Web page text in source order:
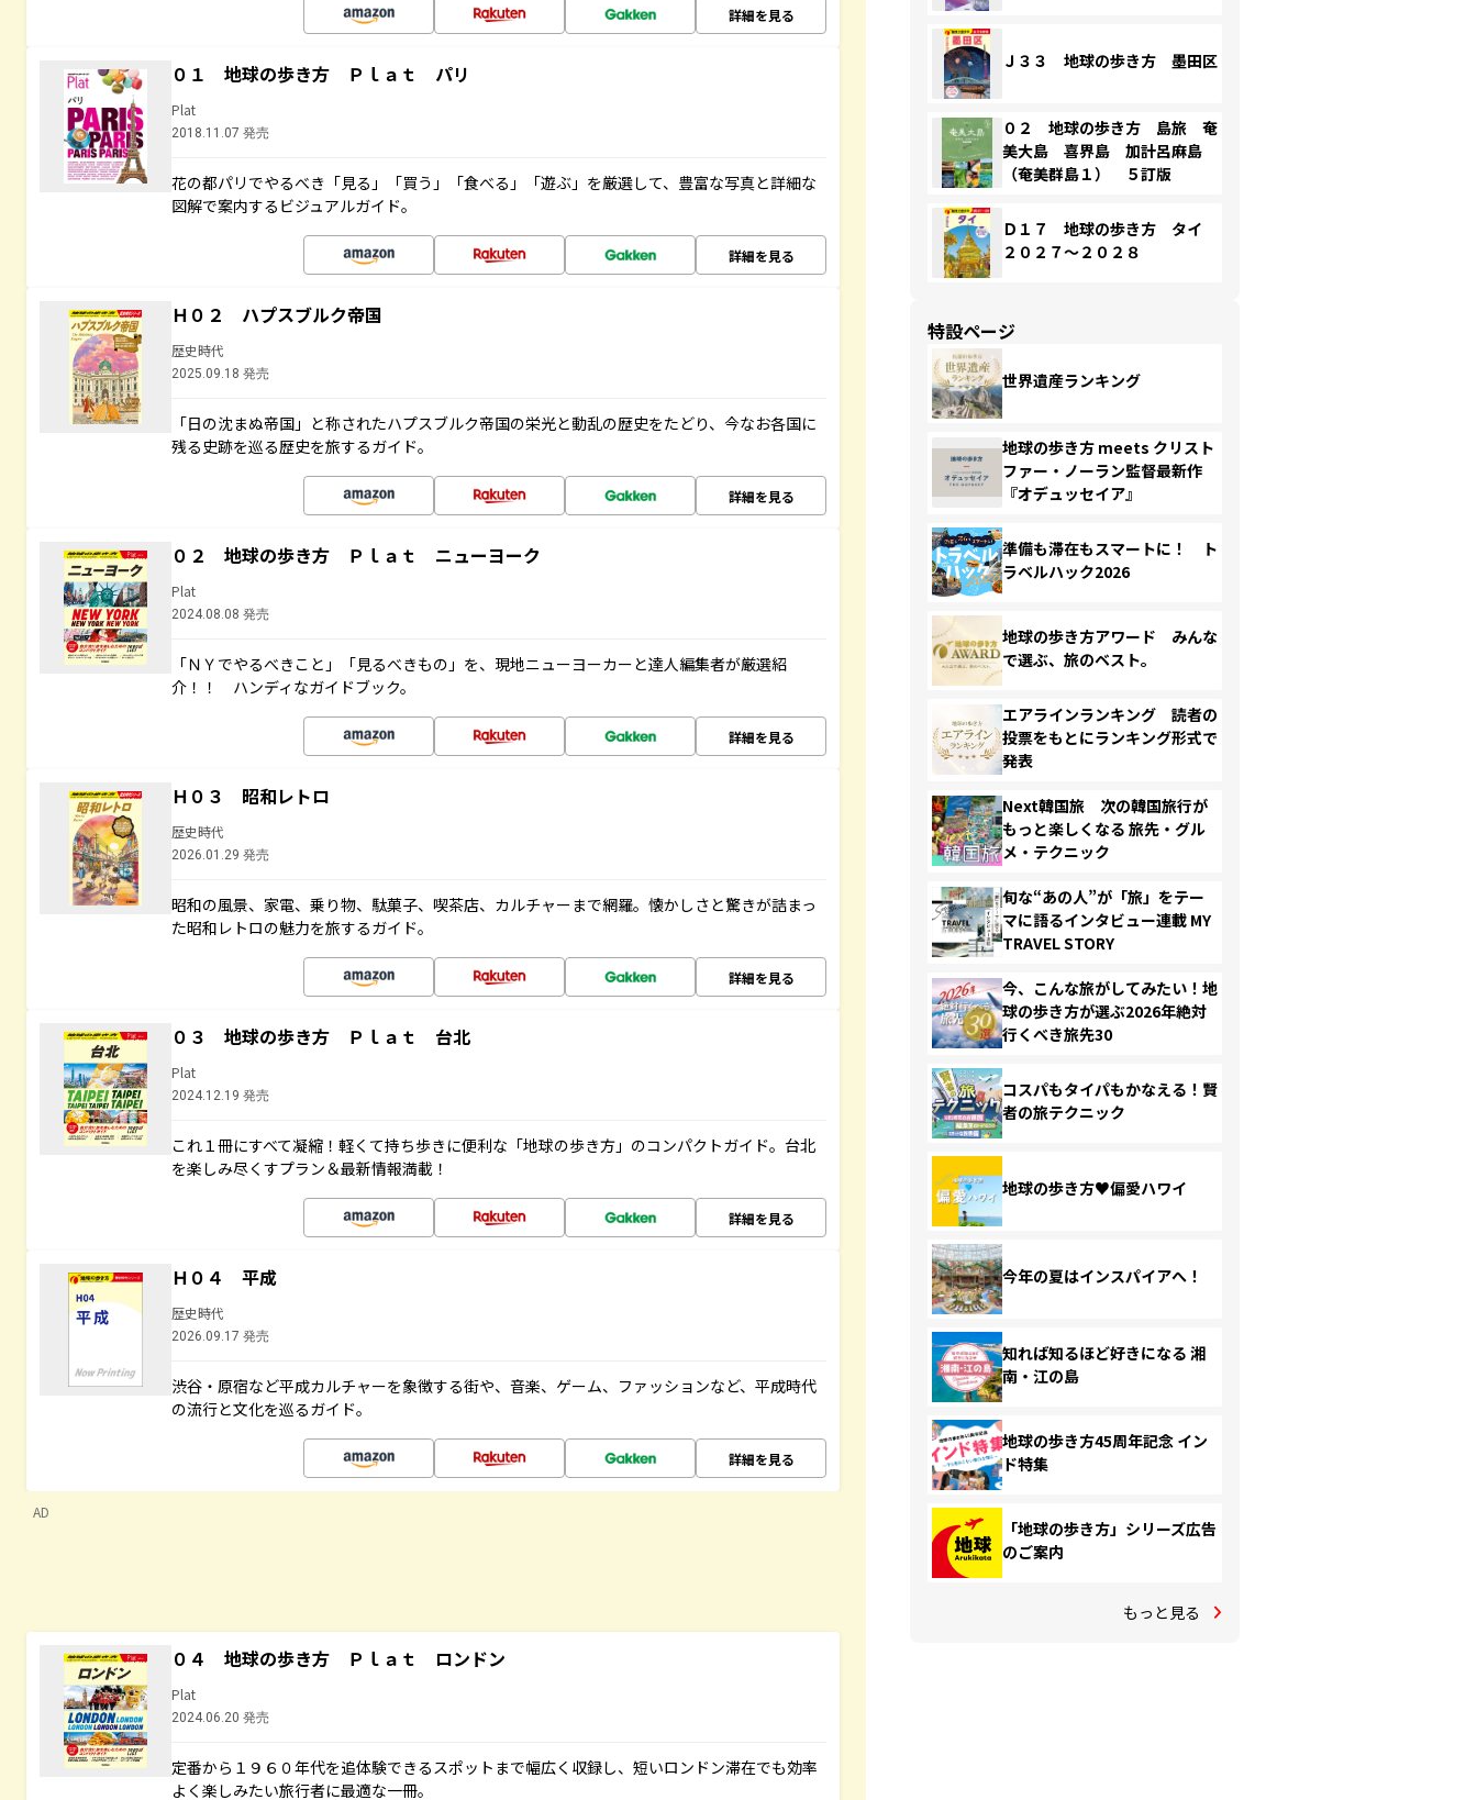
詳細を見る
０１ 地球の歩き方 Ｐｌａｔ パリ
Plat
2018.11.07 発売
花の都パリでやるべき「見る」「買う」「食べる」「遊ぶ」を厳選して、豊富な写真と詳細な
図解で案内するビジュアルガイド。
詳細を見る
Ｈ０２ ハプスブルク帝国
歴史時代
2025.09.18 発売
「日の沈まぬ帝国」と称されたハプスブルク帝国の栄光と動乱の歴史をたどり、今なお各国に
残る史跡を巡る歴史を旅するガイド。
詳細を見る
０２ 地球の歩き方 Ｐｌａｔ ニューヨーク
Plat
2024.08.08 発売
「ＮＹでやるべきこと」「見るべきもの」を、現地ニューヨーカーと達人編集者が厳選紹
介！！ ハンディなガイドブック。
詳細を見る
Ｈ０３ 昭和レトロ
歴史時代
2026.01.29 発売
昭和の風景、家電、乗り物、駄菓子、喫茶店、カルチャーまで網羅。懐かしさと驚きが詰まっ
た昭和レトロの魅力を旅するガイド。
詳細を見る
０３ 地球の歩き方 Ｐｌａｔ 台北
Plat
2024.12.19 発売
これ１冊にすべて凝縮！軽くて持ち歩きに便利な「地球の歩き方」のコンパクトガイド。台北
を楽しみ尽くすプラン＆最新情報満載！
詳細を見る
Ｈ０４ 平成
歴史時代
2026.09.17 発売
渋谷・原宿など平成カルチャーを象徴する街や、音楽、ゲーム、ファッションなど、平成時代
の流行と文化を巡るガイド。
詳細を見る
AD
０４ 地球の歩き方 Ｐｌａｔ ロンドン
Plat
2024.06.20 発売
定番から１９６０年代を追体験できるスポットまで幅広く収録し、短いロンドン滞在でも効率
よく楽しみたい旅行者に最適な一冊。
Ｊ３３ 地球の歩き方 墨田区
０２ 地球の歩き方 島旅 奄
美大島 喜界島 加計呂麻島
（奄美群島１） ５訂版
Ｄ１７ 地球の歩き方 タイ
２０２７～２０２８
特設ページ
世界遺産ランキング
地球の歩き方 meets クリスト
ファー・ノーラン監督最新作
『オデュッセイア』
準備も滞在もスマートに！ ト
ラベルハック2026
地球の歩き方アワード みんな
で選ぶ、旅のベスト。
エアラインランキング 読者の
投票をもとにランキング形式で
発表
Next韓国旅 次の韓国旅行が
もっと楽しくなる 旅先・グル
メ・テクニック
旬な“あの人”が「旅」をテー
マに語るインタビュー連載 MY
TRAVEL STORY
今、こんな旅がしてみたい！地
球の歩き方が選ぶ2026年絶対
行くべき旅先30
コスパもタイパもかなえる！賢
者の旅テクニック
地球の歩き方♥偏愛ハワイ
今年の夏はインスパイアへ！
知れば知るほど好きになる 湘
南・江の島
地球の歩き方45周年記念 イン
ド特集
「地球の歩き方」シリーズ広告
のご案内
もっと見る